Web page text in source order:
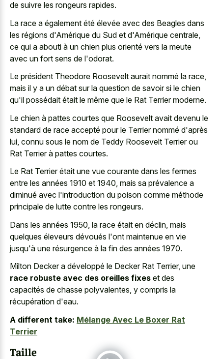
de suivre les rongeurs rapides.
La race a également été élevée avec des Beagles dans
les régions d'Amérique du Sud et d'Amérique centrale,
ce qui a abouti à un chien plus orienté vers la meute
avec un fort sens de l'odorat.
Le président Theodore Roosevelt aurait nommé la race,
mais il y a un débat sur la question de savoir si le chien
qu'il possédait était le même que le Rat Terrier moderne.
Le chien à pattes courtes que Roosevelt avait devenu le
standard de race accepté pour le Terrier nommé d'après
lui, connu sous le nom de Teddy Roosevelt Terrier ou
Rat Terrier à pattes courtes.
Le Rat Terrier était une vue courante dans les fermes
entre les années 1910 et 1940, mais sa prévalence a
diminué avec l'introduction du poison comme méthode
principale de lutte contre les rongeurs.
Dans les années 1950, la race était en déclin, mais
quelques éleveurs dévoués l'ont maintenue en vie
jusqu'à une résurgence à la fin des années 1970.
Milton Decker a développé le Decker Rat Terrier, une
race robuste avec des oreilles fixes et des
capacités de chasse polyvalentes, y compris la
récupération d'eau.
A different take: Mélange Avec Le Boxer Rat
Terrier
Taille